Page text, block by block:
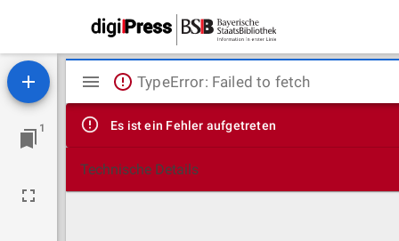
1
Mirador
Viewer
TypeError: Failed to fetch
Es ist ein Fehler aufgetreten
Technische Details